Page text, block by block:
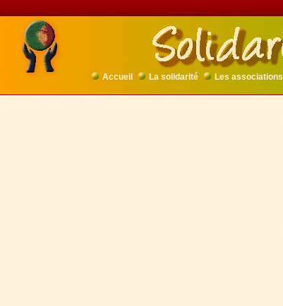
Accueil La solidarité Les associations